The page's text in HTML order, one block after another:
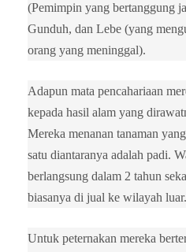
(Pemimpin yang bertanggung
Gunduh, dan Lebe (yang
orang yang meninggal).
Adapun mata pencahariaan
kepada hasil alam yang
Mereka menanan tanaman
satu diantaranya adalah padi.
berlangsung dalam 2 tahun
biasanya di jual ke wilayah luar.
Untuk peternakan mereka